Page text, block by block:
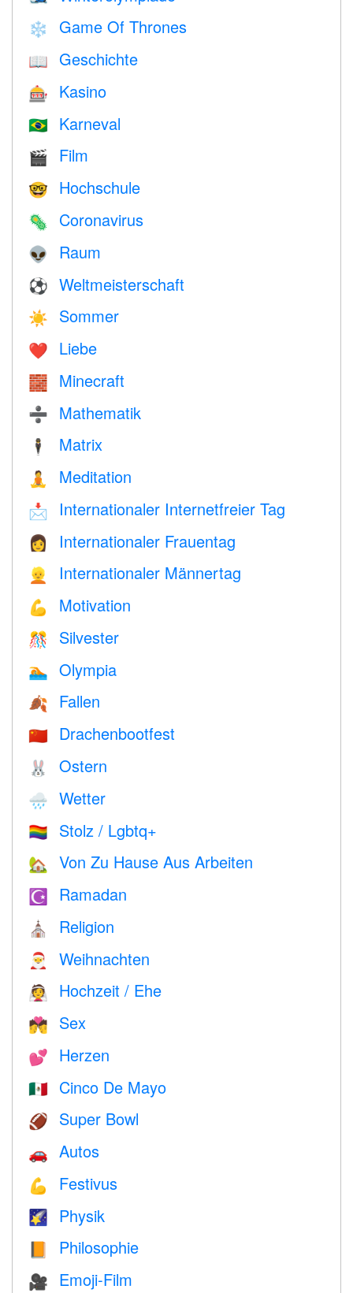
❄️ Game Of Thrones
📖 Geschichte
🎰 Kasino
🇧🇷 Karneval
🎬 Film
🤓 Hochschule
🦠 Coronavirus
👽 Raum
⚽ Weltmeisterschaft
☀️ Sommer
❤️️ Liebe
🧱 Minecraft
➗ Mathematik
🕴️ Matrix
🧘 Meditation
📩 Internationaler Internetfreier Tag
👩 Internationaler Frauentag
👱 Internationaler Männertag
💪 Motivation
🎊 Silvester
🏊 Olympia
🍂 Fallen
🇨🇳 Drachenbootfest
🐰 Ostern
🌧 Wetter
🏳️‍🌈 Stolz / Lgbtq+
🏡 Von Zu Hause Aus Arbeiten
☪️ Ramadan
⛪️ Religion
🎅 Weihnachten
👰 Hochzeit / Ehe
💏 Sex
💕 Herzen
🇲🇽 Cinco De Mayo
🏈 Super Bowl
🚗 Autos
💪 Festivus
🌠 Physik
📙 Philosophie
🎥 Emoji-Film